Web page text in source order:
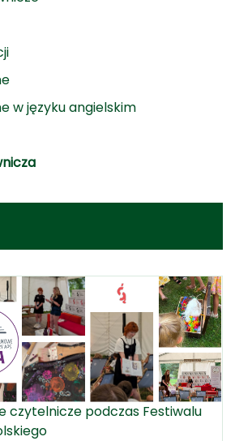
w języku angielskim
czytelnicze podczas Festiwalu